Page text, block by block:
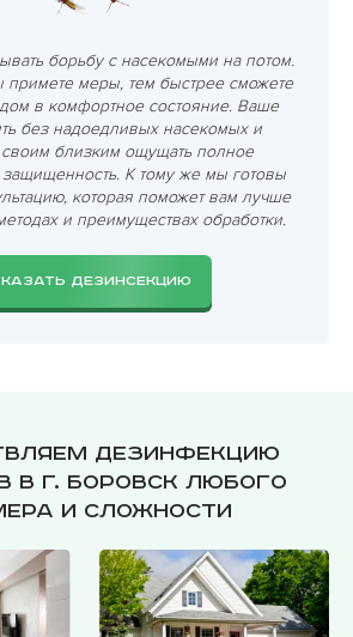
борьбу с насекомыми на потом.
примете меры, тем быстрее сможете
в комфортное состояние. Ваше
без надоедливых насекомых и
своим близким ощущать полное
защищенность. К тому же мы готовы
которая поможет вам лучше
и преимуществах обработки.
ДЕЗИНСЕКЦИЮ
дезинфекцию
в г. Боровск любого
и сложности